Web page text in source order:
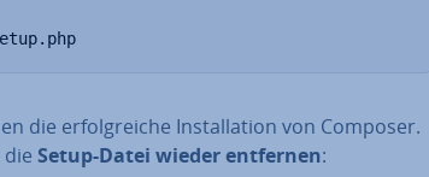
die er­folg­rei­che In­stal­la­ti­on von Composer.
die Setup-Datei wieder entfernen: